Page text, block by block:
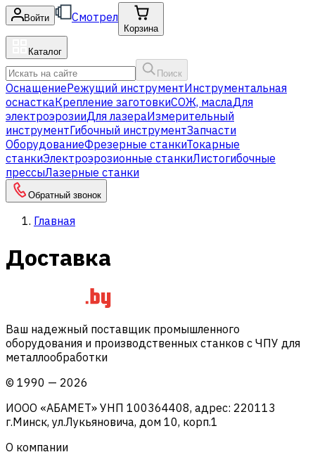
Войти Смотрел
Корзина
Каталог
Поиск
ОснащениеРежущий инструментИнструментальная
оснасткаКрепление заготовкиСОЖ, маслаДля
электроэрозииДля лазераИзмерительный
инструментГибочный инструментЗапчасти
ОборудованиеФрезерные станкиТокарные
станкиЭлектроэрозионные станкиЛистогибочные
прессыЛазерные станки
Обратный звонок
Главная
Доставка
Ваш надежный поставщик промышленного
оборудования и производственных станков с ЧПУ для
металлообработки
© 1990 — 2026
ИООО «АБАМЕТ» УНП 100364408, адрес: 220113
г.Минск, ул.Лукьяновича, дом 10, корп.1
О компании